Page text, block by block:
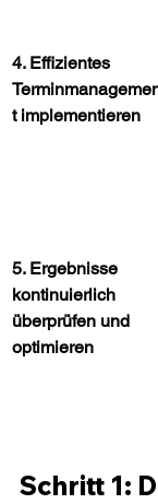
4. Effizientes
t implementieren
5. Ergebnisse
kontinuierlich
überprüfen und
optimieren
Schritt 1: